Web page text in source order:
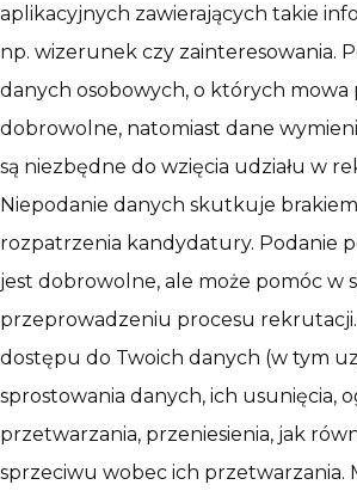
aplikacyjnych zawierających takie
np. wizerunek czy zainteresowania.
danych osobowych, o których mowa
dobrowolne, natomiast dane
są niezbędne do wzięcia udziału w
Niepodanie danych skutkuje
rozpatrzenia kandydatury. Podanie
jest dobrowolne, ale może pomóc w
przeprowadzeniu procesu rekrutacji.
dostępu do Twoich danych (w tym
sprostowania danych, ich usunięcia,
przetwarzania, przeniesienia, jak
sprzeciwu wobec ich przetwarzania.